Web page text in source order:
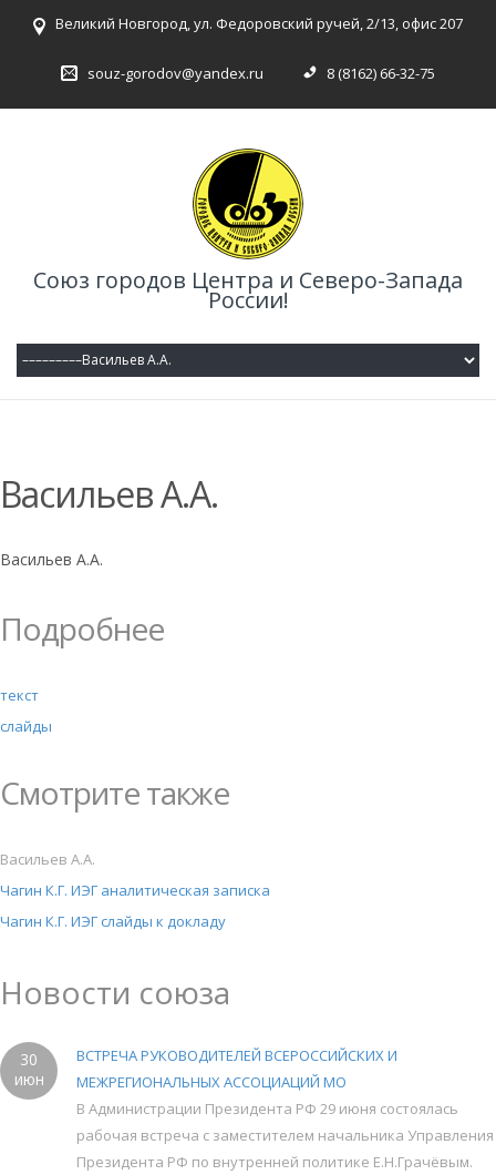
Великий Новгород, ул. Федоровский ручей, 2/13, офис 207
souz-gorodov@yandex.ru 8 (8162) 66-32-75
Союз городов Центра и Северо-Запада
России!
Васильев А.А.
Васильев А.А.
Подробнее
текст
слайды
Смотрите также
Васильев А.А.
Чагин К.Г. ИЭГ аналитическая записка
Чагин К.Г. ИЭГ слайды к докладу
Новости союза
30
июн
ВСТРЕЧА РУКОВОДИТЕЛЕЙ ВСЕРОССИЙСКИХ И
МЕЖРЕГИОНАЛЬНЫХ АССОЦИАЦИЙ МО
В Администрации Президента РФ 29 июня состоялась
рабочая встреча с заместителем начальника Управления
Президента РФ по внутренней политике Е.Н.Грачёвым.